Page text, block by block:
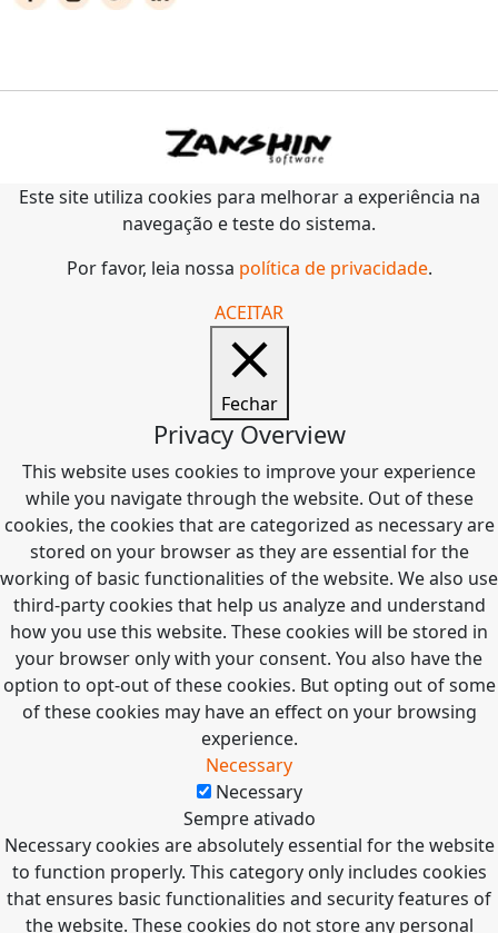
Este site utiliza cookies para melhorar a experiência na
navegação e teste do sistema.
Por favor, leia nossa política de privacidade.
ACEITAR
Fechar
Privacy Overview
This website uses cookies to improve your experience
while you navigate through the website. Out of these
cookies, the cookies that are categorized as necessary are
stored on your browser as they are essential for the
working of basic functionalities of the website. We also use
third-party cookies that help us analyze and understand
how you use this website. These cookies will be stored in
your browser only with your consent. You also have the
option to opt-out of these cookies. But opting out of some
of these cookies may have an effect on your browsing
experience.
Necessary
Necessary
Sempre ativado
Necessary cookies are absolutely essential for the website
to function properly. This category only includes cookies
that ensures basic functionalities and security features of
the website. These cookies do not store any personal